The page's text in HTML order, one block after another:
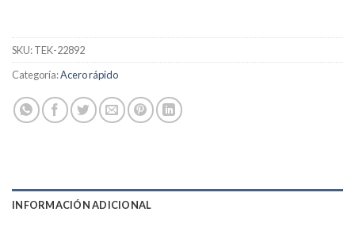
SKU:TEK-22892
Categoría:Acero rápido
INFORMACIÓN ADICIONAL